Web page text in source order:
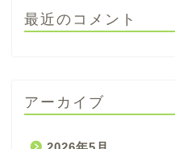
最近のコメント
アーカイブ